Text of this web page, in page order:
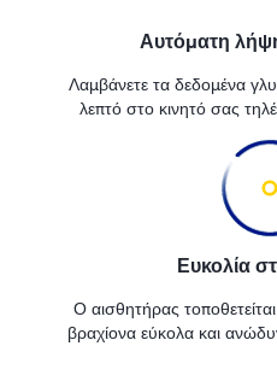
Αυτόματη
Λαμβάνετε τα δεδομένα
λεπτό στο κινητό σας
Ευκολία
Ο αισθητήρας
βραχίονα εύκολα και